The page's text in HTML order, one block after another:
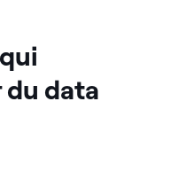
du data